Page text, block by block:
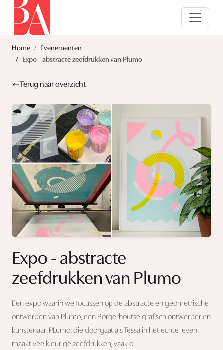
Home
Evenementen
Expo - abstracte zeefdrukken van Plumo
Terug naar overzicht
Expo - abstracte
zeefdrukken van Plumo
Een expo waarin we focussen op de abstracte en geometrische
ontwerpen van Plumo, een Borgerhoutse grafisch ontwerper en
kunstenaar. PLumo, die doorgaat als Tessa in het echte leven,
maakt veelkleurige zeefdrukken, vaak o...